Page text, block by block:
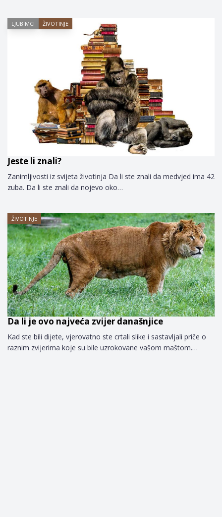
LJUBIMCI ŽIVOTINJE
Jeste li znali?
Zanimljivosti iz svijeta životinja Da li ste znali da medvjed ima 42
zuba. Da li ste znali da nojevo oko…
ŽIVOTINJE
Da li je ovo najveća zvijer današnjice
Kad ste bili dijete, vjerovatno ste crtali slike i sastavljali priče o
raznim zvijerima koje su bile uzrokovane vašom maštom.…